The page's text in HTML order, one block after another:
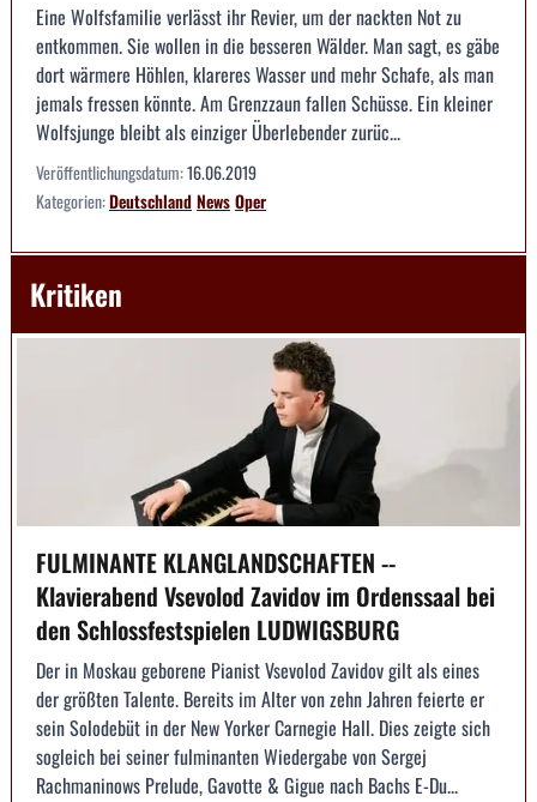
Eine Wolfsfamilie verlässt ihr Revier, um der nackten Not zu
entkommen. Sie wollen in die besseren Wälder. Man sagt, es gäbe
dort wärmere Höhlen, klareres Wasser und mehr Schafe, als man
jemals fressen könnte. Am Grenzzaun fallen Schüsse. Ein kleiner
Wolfsjunge bleibt als einziger Überlebender zurüc...
Veröffentlichungsdatum:16.06.2019
Kategorien:DeutschlandNewsOper
Kritiken
FULMINANTE KLANGLANDSCHAFTEN --
Klavierabend Vsevolod Zavidov im Ordenssaal bei
den Schlossfestspielen LUDWIGSBURG
Der in Moskau geborene Pianist Vsevolod Zavidov gilt als eines
der größten Talente. Bereits im Alter von zehn Jahren feierte er
sein Solodebüt in der New Yorker Carnegie Hall. Dies zeigte sich
sogleich bei seiner fulminanten Wiedergabe von Sergej
Rachmaninows Prelude, Gavotte & Gigue nach Bachs E-Du...